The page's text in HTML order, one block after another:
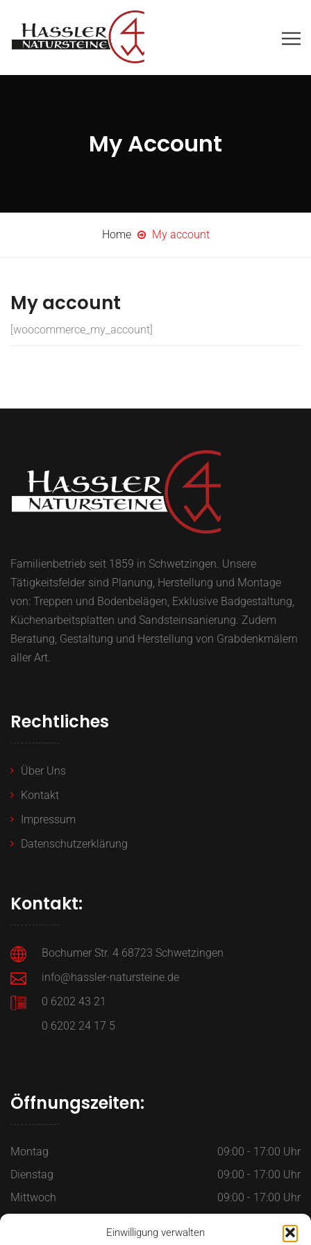
Einwilligung verwalten
My Account
Home My account
My account
[woocommerce_my_account]
Familienbetrieb seit 1859 in Schwetzingen. Unsere
Tätigkeitsfelder sind Planung, Herstellung und Montage
von: Treppen und Bodenbelägen, Exklusive Badgestaltung,
Küchenarbeitsplatten und Sandsteinsanierung. Zudem
Beratung, Gestaltung und Herstellung von Grabdenkmälern
aller Art.
Rechtliches
Über Uns
Kontakt
Impressum
Datenschutzerklärung
Kontakt:
Bochumer Str. 4 68723 Schwetzingen
info@hassler-natursteine.de
0 6202 43 21
0 6202 24 17 5
Öffnungszeiten:
Montag
09:00 - 17:00 Uhr
Dienstag
09:00 - 17:00 Uhr
Mittwoch
09:00 - 17:00 Uhr